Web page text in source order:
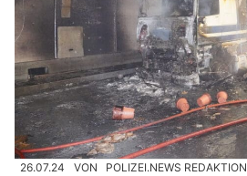
26.07.24 VON POLIZEI.NEWS REDAKTION